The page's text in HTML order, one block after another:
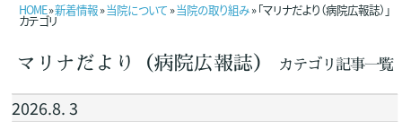
HOME»新着情報»当院について »当院の取り組み» 「マリナだより（病院広報誌）」
カテゴリ
マリナだより（病院広報誌） カテゴリ記事一覧
2026.8. 3